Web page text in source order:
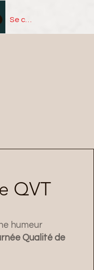
Se connecter
QVT
humeur
Qualité de